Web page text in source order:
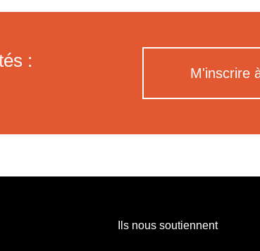
:
M'inscrire
Ils nous soutiennent